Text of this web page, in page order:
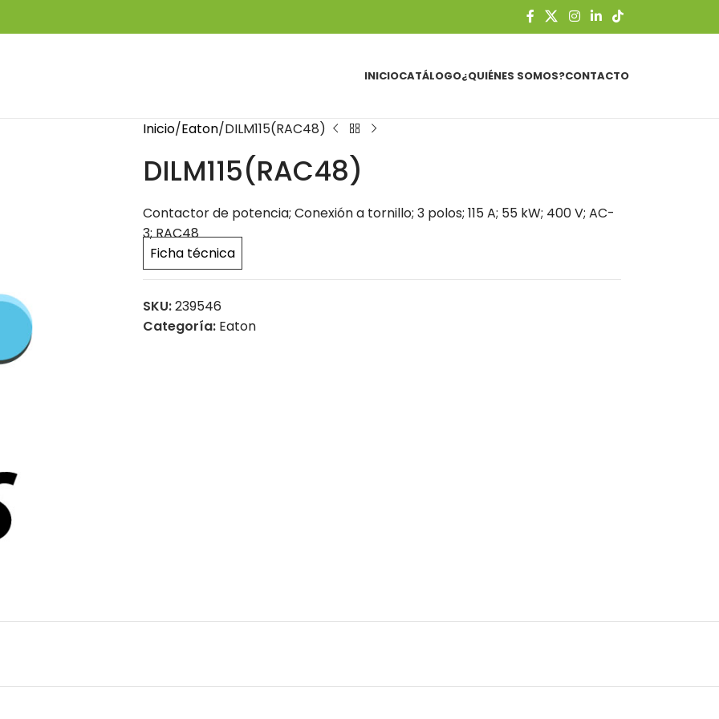
INICIOCATÁLOGO¿QUIÉNES SOMOS?CONTACTO
Inicio Eaton DILM115(RAC48)
DILM115(RAC48)
Contactor de potencia; Conexión a tornillo; 3 polos; 115 A; 55 kW; 400 V; AC-
3; RAC48
Ficha técnica
SKU:239546
Categoría: Eaton